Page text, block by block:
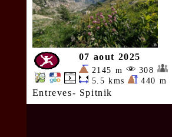
07 aout 2025
2145 m
308
5.5 kms
440 m
Entreves- Spitnik